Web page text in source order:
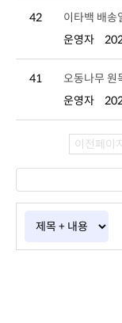
42
이타백 배송
운영자
41
오동나무 원
운영자
이전페이지